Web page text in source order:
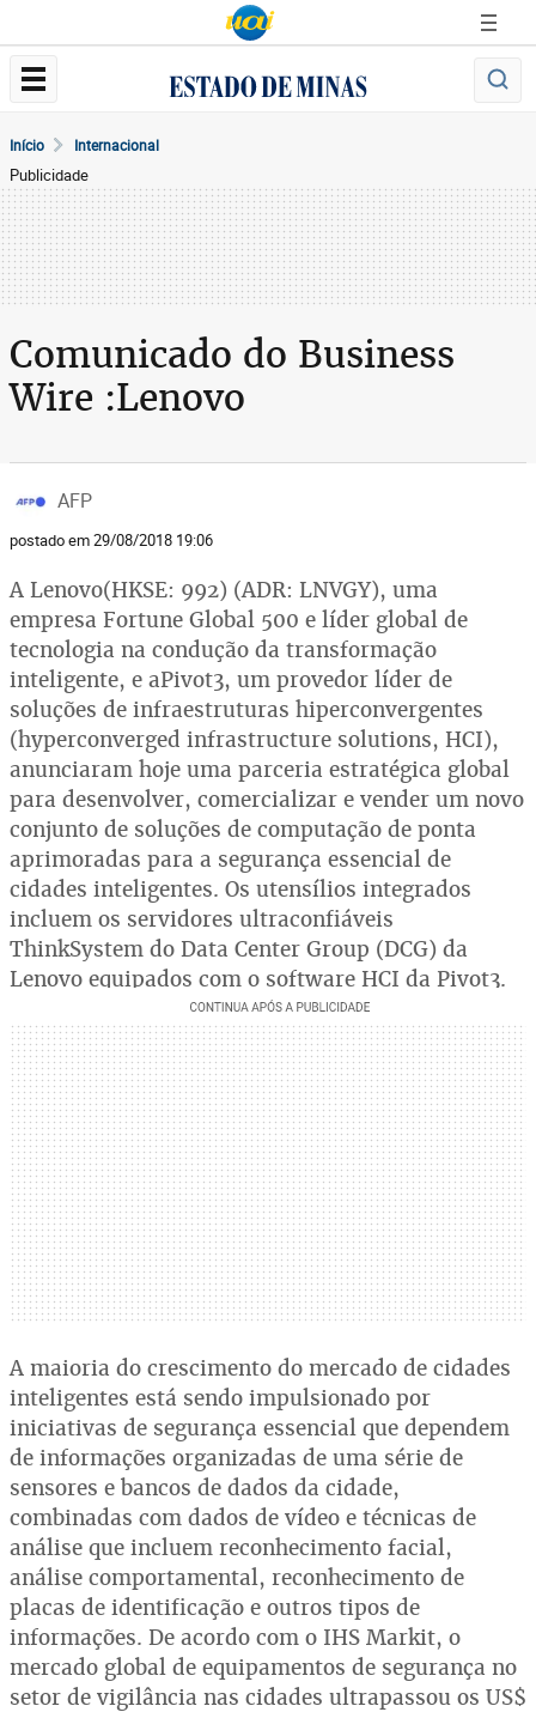
Início Internacional
Publicidade
Comunicado do Business
Wire :Lenovo
AFP
postado em 29/08/2018 19:06
A Lenovo(HKSE: 992) (ADR: LNVGY), uma
empresa Fortune Global 500 e líder global de
tecnologia na condução da transformação
inteligente, e aPivot3, um provedor líder de
soluções de infraestruturas hiperconvergentes
(hyperconverged infrastructure solutions, HCI),
anunciaram hoje uma parceria estratégica global
para desenvolver, comercializar e vender um novo
conjunto de soluções de computação de ponta
aprimoradas para a segurança essencial de
cidades inteligentes. Os utensílios integrados
incluem os servidores ultraconfiáveis
ThinkSystem do Data Center Group (DCG) da
Lenovo equipados com o software HCI da Pivot3.
A maioria do crescimento do mercado de cidades
inteligentes está sendo impulsionado por
iniciativas de segurança essencial que dependem
de informações organizadas de uma série de
sensores e bancos de dados da cidade,
combinadas com dados de vídeo e técnicas de
análise que incluem reconhecimento facial,
análise comportamental, reconhecimento de
placas de identificação e outros tipos de
informações. De acordo com o IHS Markit, o
mercado global de equipamentos de segurança no
setor de vigilância nas cidades ultrapassou os US$